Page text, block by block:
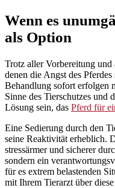
Wenn es
als Option
Trotz aller Vorbereitung
denen die Angst des
Behandlung sofort erfolgen
Sinne des Tierschutzes und
Lösung sein, das Pferd für
Eine Sedierung durch den
seine Reaktivität erheblich.
stressärmer und sicherer
sondern ein
für es extrem belastenden
mit Ihrem Tierarzt über